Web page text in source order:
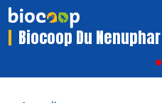
Biocoop Du Nenuphar